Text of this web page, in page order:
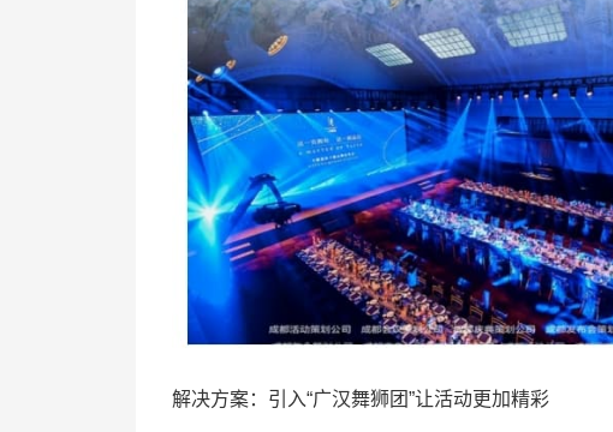
解决方案：引入“广汉舞狮团”让活动更加精彩